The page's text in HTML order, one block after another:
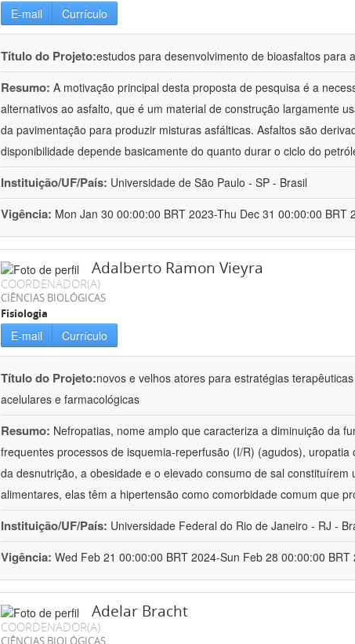
E-mail Currículo
Título do Projeto:estudos para desenvolvimento de bioasfaltos para
Resumo: A motivação principal desta proposta de pesquisa é a
alternativos ao asfalto, que é um material de construção largamente
da pavimentação para produzir misturas asfálticas. Asfaltos são
disponibilidade depende basicamente do quanto durar o ciclo do
Instituição/UF/País: Universidade de São Paulo - SP - Brasil
Vigência: Mon Jan 30 00:00:00 BRT 2023-Thu Dec 31 00:00:00 BRT
Adalberto Ramon Vieyra
COORDENADOR(A)
CIÊNCIAS BIOLÓGICAS
Fisiologia
E-mail Currículo
Título do Projeto:novos e velhos atores para estratégias
acelulares e farmacológicas
Resumo: Nefropatias, nome amplo que caracteriza a diminuição da
frequentes processos de isquemia-reperfusão (I/R) (agudos),
da desnutrição, a obesidade e o elevado consumo de sal
alimentares, elas têm a hipertensão como comorbidade comum que
Instituição/UF/País: Universidade Federal do Rio de Janeiro - RJ -
Vigência: Wed Feb 21 00:00:00 BRT 2024-Sun Feb 28 00:00:00 BRT
Adelar Bracht
COORDENADOR(A)
CIÊNCIAS BIOLÓGICAS